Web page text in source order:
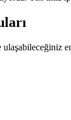
ulaşabileceğiniz